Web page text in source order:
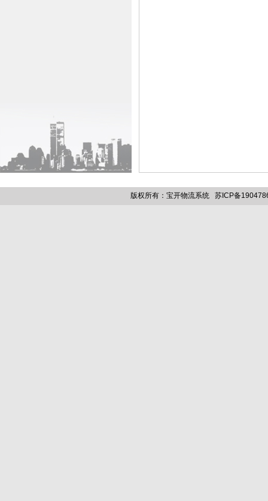
版权所有：宝开物流系统 苏ICP备